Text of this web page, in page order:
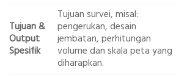
Tujuan &
Output
Spesifik
Tujuan survei, misal:
pengerukan, desain
jembatan, perhitungan
volume dan skala peta yang
diharapkan.